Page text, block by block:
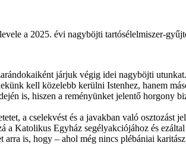
a 2025. évi nagyböjti tartósélelmiszer-
járjuk végig idei nagyböjti
kell közelebb kerülni Istenhez, hanem
is, hiszen a reményünket jelentő horgony
a cselekvést és a javakban való
a Katolikus Egyház segélyakciójához és
is, hogy – ahol még nincs plébániai